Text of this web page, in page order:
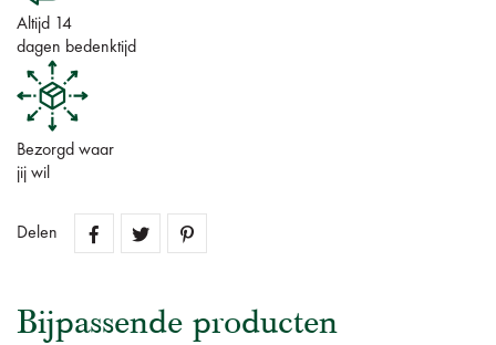
Altijd 14
dagen bedenktijd
Bezorgd waar
jij wil
Delen
Bijpassende producten